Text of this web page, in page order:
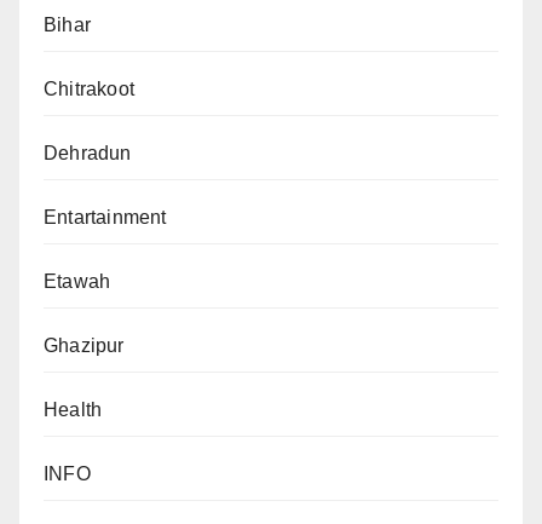
Bihar
Chitrakoot
Dehradun
Entartainment
Etawah
Ghazipur
Health
INFO